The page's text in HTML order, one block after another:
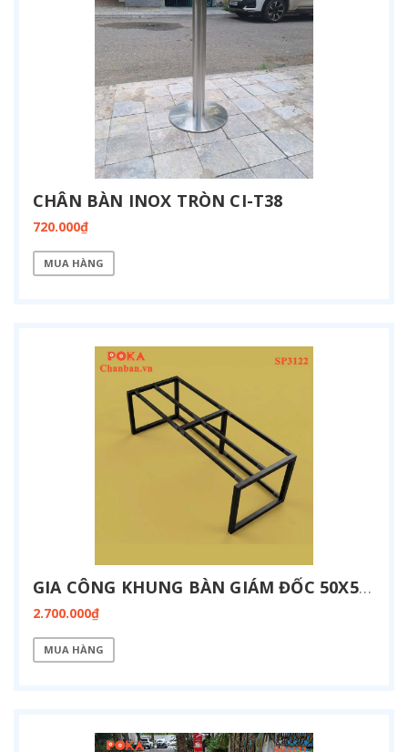
CHÂN BÀN INOX TRÒN CI-T38
720.000₫
MUA HÀNG
GIA CÔNG KHUNG BÀN GIÁM ĐỐC 50X50 KT 900X2400 SP3122
2.700.000₫
MUA HÀNG